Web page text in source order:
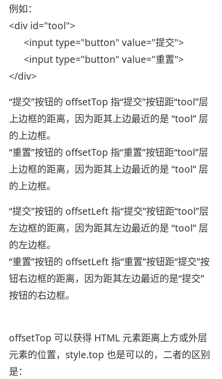
例如：
<div id="tool">
<input type="button" value="提交">
<input type="button" value="重置">
</div>
“提交”按钮的 offsetTop 指“提交”按钮距“tool”层
上边框的距离，因为距其上边最近的是 “tool” 层
的上边框。
“重置”按钮的 offsetTop 指“重置”按钮距“tool”层
上边框的距离，因为距其上边最近的是 “tool” 层
的上边框。
“提交”按钮的 offsetLeft 指“提交”按钮距“tool”层
左边框的距离，因为距其左边最近的是 “tool” 层
的左边框。
“重置”按钮的 offsetLeft 指“重置”按钮距“提交”按
钮右边框的距离，因为距其左边最近的是“提交”
按钮的右边框。
offsetTop 可以获得 HTML 元素距离上方或外层
元素的位置，style.top 也是可以的，二者的区别
是：